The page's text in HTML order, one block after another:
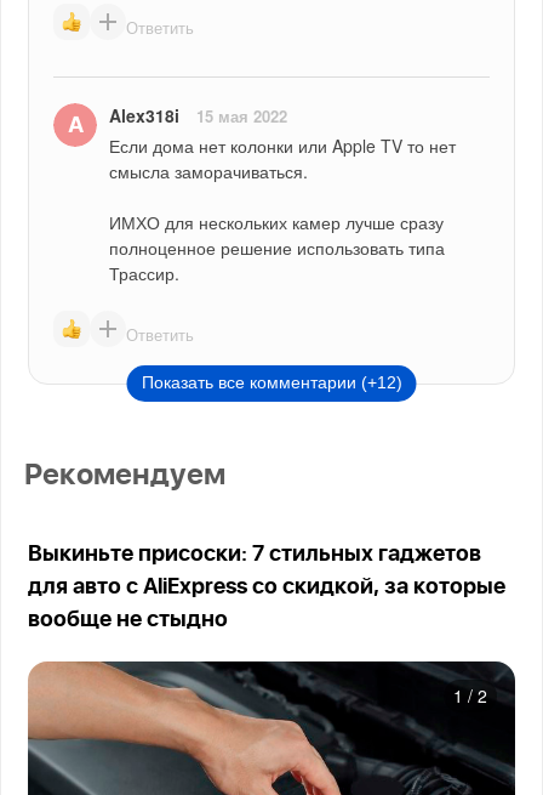
Ответить
Alex318i 15 мая 2022
Если дома нет колонки или Apple TV то нет
смысла заморачиваться.
ИМХО для нескольких камер лучше сразу
полноценное решение использовать типа
Трассир.
Ответить
Показать все комментарии (+12)
Рекомендуем
Выкиньте присоски: 7 стильных гаджетов
для авто с AliExpress со скидкой, за которые
вообще не стыдно
1 / 2